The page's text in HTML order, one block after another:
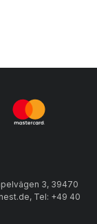
3, 39470
Tel: +49 40